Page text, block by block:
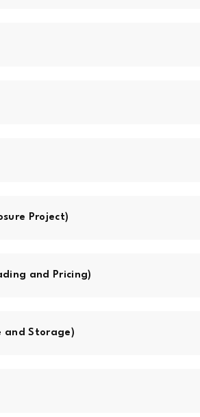
Project)
and Pricing)
and Storage)